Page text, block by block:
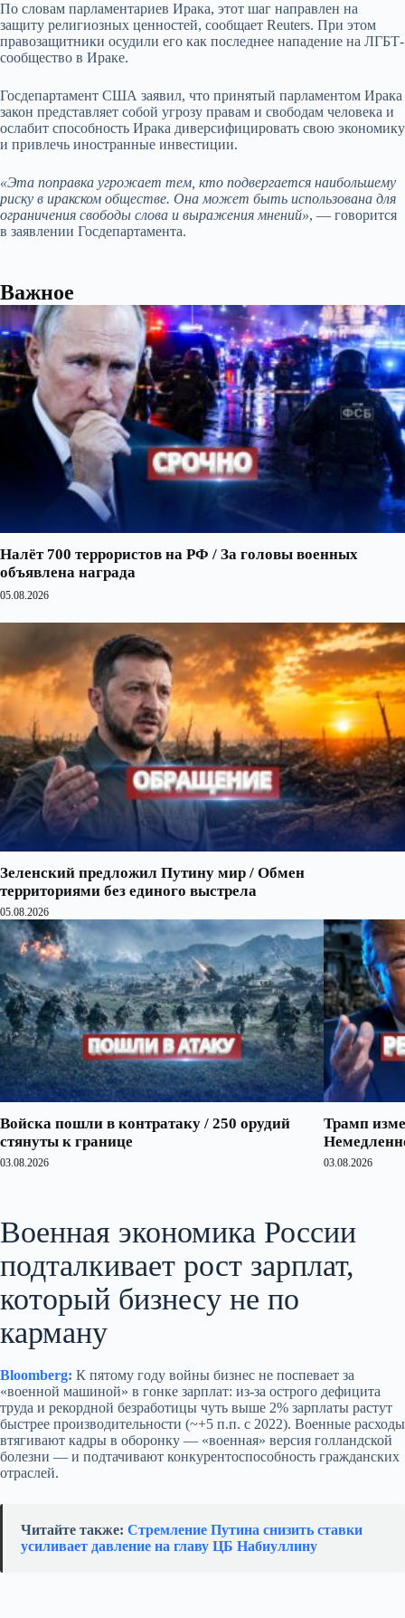
По словам парламентариев Ирака, этот шаг направлен на
защиту религиозных ценностей, сообщает Reuters. При этом
правозащитники осудили его как последнее нападение на ЛГБТ-
сообщество в Ираке.
Госдепартамент США заявил, что принятый парламентом Ирака
закон представляет собой угрозу правам и свободам человека и
ослабит способность Ирака диверсифицировать свою экономику
и привлечь иностранные инвестиции.
«Эта поправка угрожает тем, кто подвергается наибольшему
риску в иракском обществе. Она может быть использована для
ограничения свободы слова и выражения мнений», — говорится
в заявлении Госдепартамента.
Важное
Налёт 700 террористов на РФ / За головы военных
объявлена награда
05.08.2026
Зеленский предложил Путину мир / Обмен
территориями без единого выстрела
05.08.2026
Войска пошли в контратаку / 250 орудий
стянуты к границе
03.08.2026
Трамп
03.08.2026
Военная экономика России
подталкивает рост зарплат,
который бизнесу не по
карману
Bloomberg: К пятому году войны бизнес не поспевает за
«военной машиной» в гонке зарплат: из‑за острого дефицита
труда и рекордной безработицы чуть выше 2% зарплаты растут
быстрее производительности (~+5 п.п. с 2022). Военные расходы
втягивают кадры в оборонку — «военная» версия голландской
болезни — и подтачивают конкурентоспособность гражданских
отраслей.
Читайте также: Стремление Путина снизить ставки
усиливает давление на главу ЦБ Набиуллину